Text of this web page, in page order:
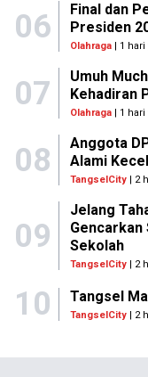
06
Final dan
Presiden
Olahraga| 1 hari
07
Umuh
Kehadiran
Olahraga| 1 hari
08
Anggota
Alami
TangselCity| 2
09
Jelang
Gencarkan
Sekolah
TangselCity| 2
10 Tangsel
TangselCity | 2